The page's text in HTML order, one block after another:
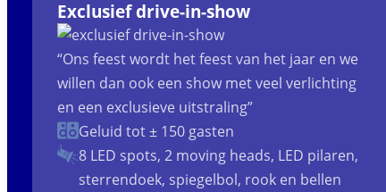
Exclusief drive-in-show
“Ons feest wordt het feest van het jaar en we
willen dan ook een show met veel verlichting
en een exclusieve uitstraling”
Geluid tot ± 150 gasten
8 LED spots, 2 moving heads, LED pilaren,
sterrendoek, spiegelbol, rook en bellen